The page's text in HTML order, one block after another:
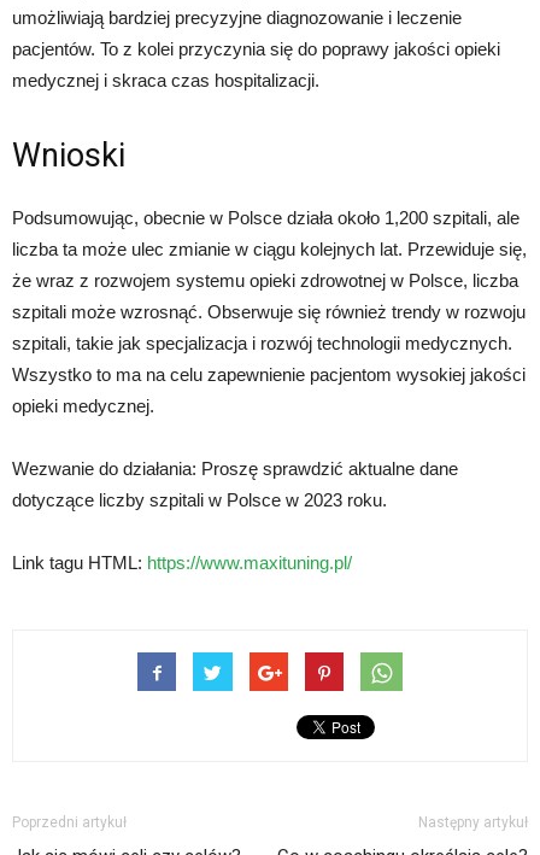
umożliwiają bardziej precyzyjne diagnozowanie i leczenie
pacjentów. To z kolei przyczynia się do poprawy jakości opieki
medycznej i skraca czas hospitalizacji.
Wnioski
Podsumowując, obecnie w Polsce działa około 1,200 szpitali, ale
liczba ta może ulec zmianie w ciągu kolejnych lat. Przewiduje się,
że wraz z rozwojem systemu opieki zdrowotnej w Polsce, liczba
szpitali może wzrosnąć. Obserwuje się również trendy w rozwoju
szpitali, takie jak specjalizacja i rozwój technologii medycznych.
Wszystko to ma na celu zapewnienie pacjentom wysokiej jakości
opieki medycznej.
Wezwanie do działania: Proszę sprawdzić aktualne dane
dotyczące liczby szpitali w Polsce w 2023 roku.
Link tagu HTML: https://www.maxituning.pl/
Poprzedni artykuł Następny artykuł